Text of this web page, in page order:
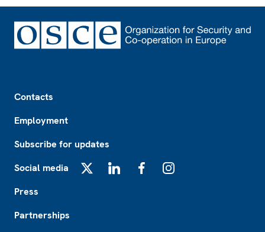
Contacts
Employment
Subscribe for updates
Social media
Press
Partnerships